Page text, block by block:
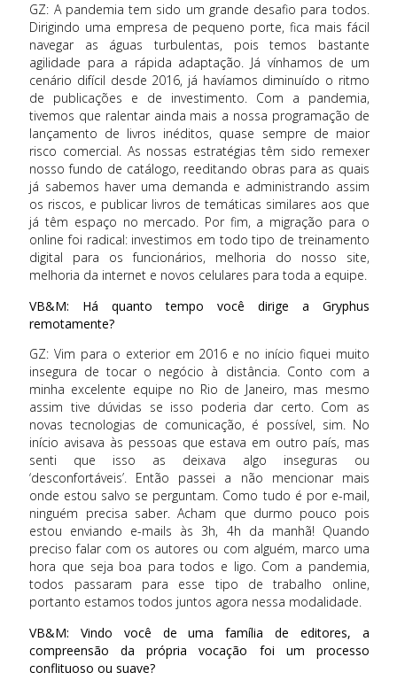
GZ: A pandemia tem sido um grande desafio para todos.
Dirigindo uma empresa de pequeno porte, fica mais fácil
navegar as águas turbulentas, pois temos bastante
agilidade para a rápida adaptação. Já vínhamos de um
cenário difícil desde 2016, já havíamos diminuído o ritmo
de publicações e de investimento. Com a pandemia,
tivemos que ralentar ainda mais a nossa programação de
lançamento de livros inéditos, quase sempre de maior
risco comercial. As nossas estratégias têm sido remexer
nosso fundo de catálogo, reeditando obras para as quais
já sabemos haver uma demanda e administrando assim
os riscos, e publicar livros de temáticas similares aos que
já têm espaço no mercado. Por fim, a migração para o
online foi radical: investimos em todo tipo de treinamento
digital para os funcionários, melhoria do nosso site,
melhoria da internet e novos celulares para toda a equipe.
VB&M: Há quanto tempo você dirige a Gryphus
remotamente?
GZ: Vim para o exterior em 2016 e no início fiquei muito
insegura de tocar o negócio à distância. Conto com a
minha excelente equipe no Rio de Janeiro, mas mesmo
assim tive dúvidas se isso poderia dar certo. Com as
novas tecnologias de comunicação, é possível, sim. No
início avisava às pessoas que estava em outro país, mas
senti que isso as deixava algo inseguras ou
‘desconfortáveis’. Então passei a não mencionar mais
onde estou salvo se perguntam. Como tudo é por e-mail,
ninguém precisa saber. Acham que durmo pouco pois
estou enviando e-mails às 3h, 4h da manhã! Quando
preciso falar com os autores ou com alguém, marco uma
hora que seja boa para todos e ligo. Com a pandemia,
todos passaram para esse tipo de trabalho online,
portanto estamos todos juntos agora nessa modalidade.
VB&M: Vindo você de uma família de editores, a
compreensão da própria vocação foi um processo
conflituoso ou suave?